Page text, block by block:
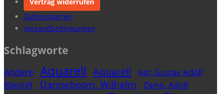
Zahlungsarten
Versandbedingungen
Schlagworte
Andere Aquarell Aquarell
Ast, Gustav Adolf
Bleistift
Danneboom, Wilhelm
Dehn, Adolf